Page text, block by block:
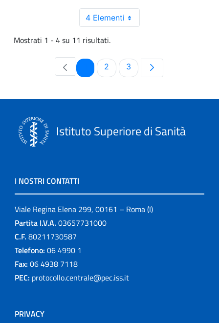
4 Elementi
Mostrati 1 - 4 su 11 risultati.
PaginaPagina
2 Pagina
3
Istituto Superiore di Sanità
I NOSTRI CONTATTI
Viale Regina Elena 299, 00161 – Roma (I)
Partita I.V.A. 03657731000
C.F. 80211730587
Telefono: 06 4990 1
Fax: 06 4938 7118
PEC: protocollo.centrale@pec.iss.it
PRIVACY